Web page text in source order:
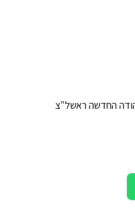
החדשה ראשל"צ